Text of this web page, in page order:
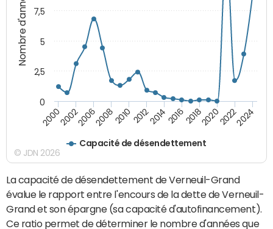
Nombre d'années
Capacité de désendettement
20002002200620082010 2012201420162018202020222024
0
2,5
5
7,5
© JDN 2026
La capacité de désendettement de Verneuil-Grand
évalue le rapport entre l'encours de la dette de Verneuil-
Grand et son épargne (sa capacité d'autofinancement).
Ce ratio permet de déterminer le nombre d'années que